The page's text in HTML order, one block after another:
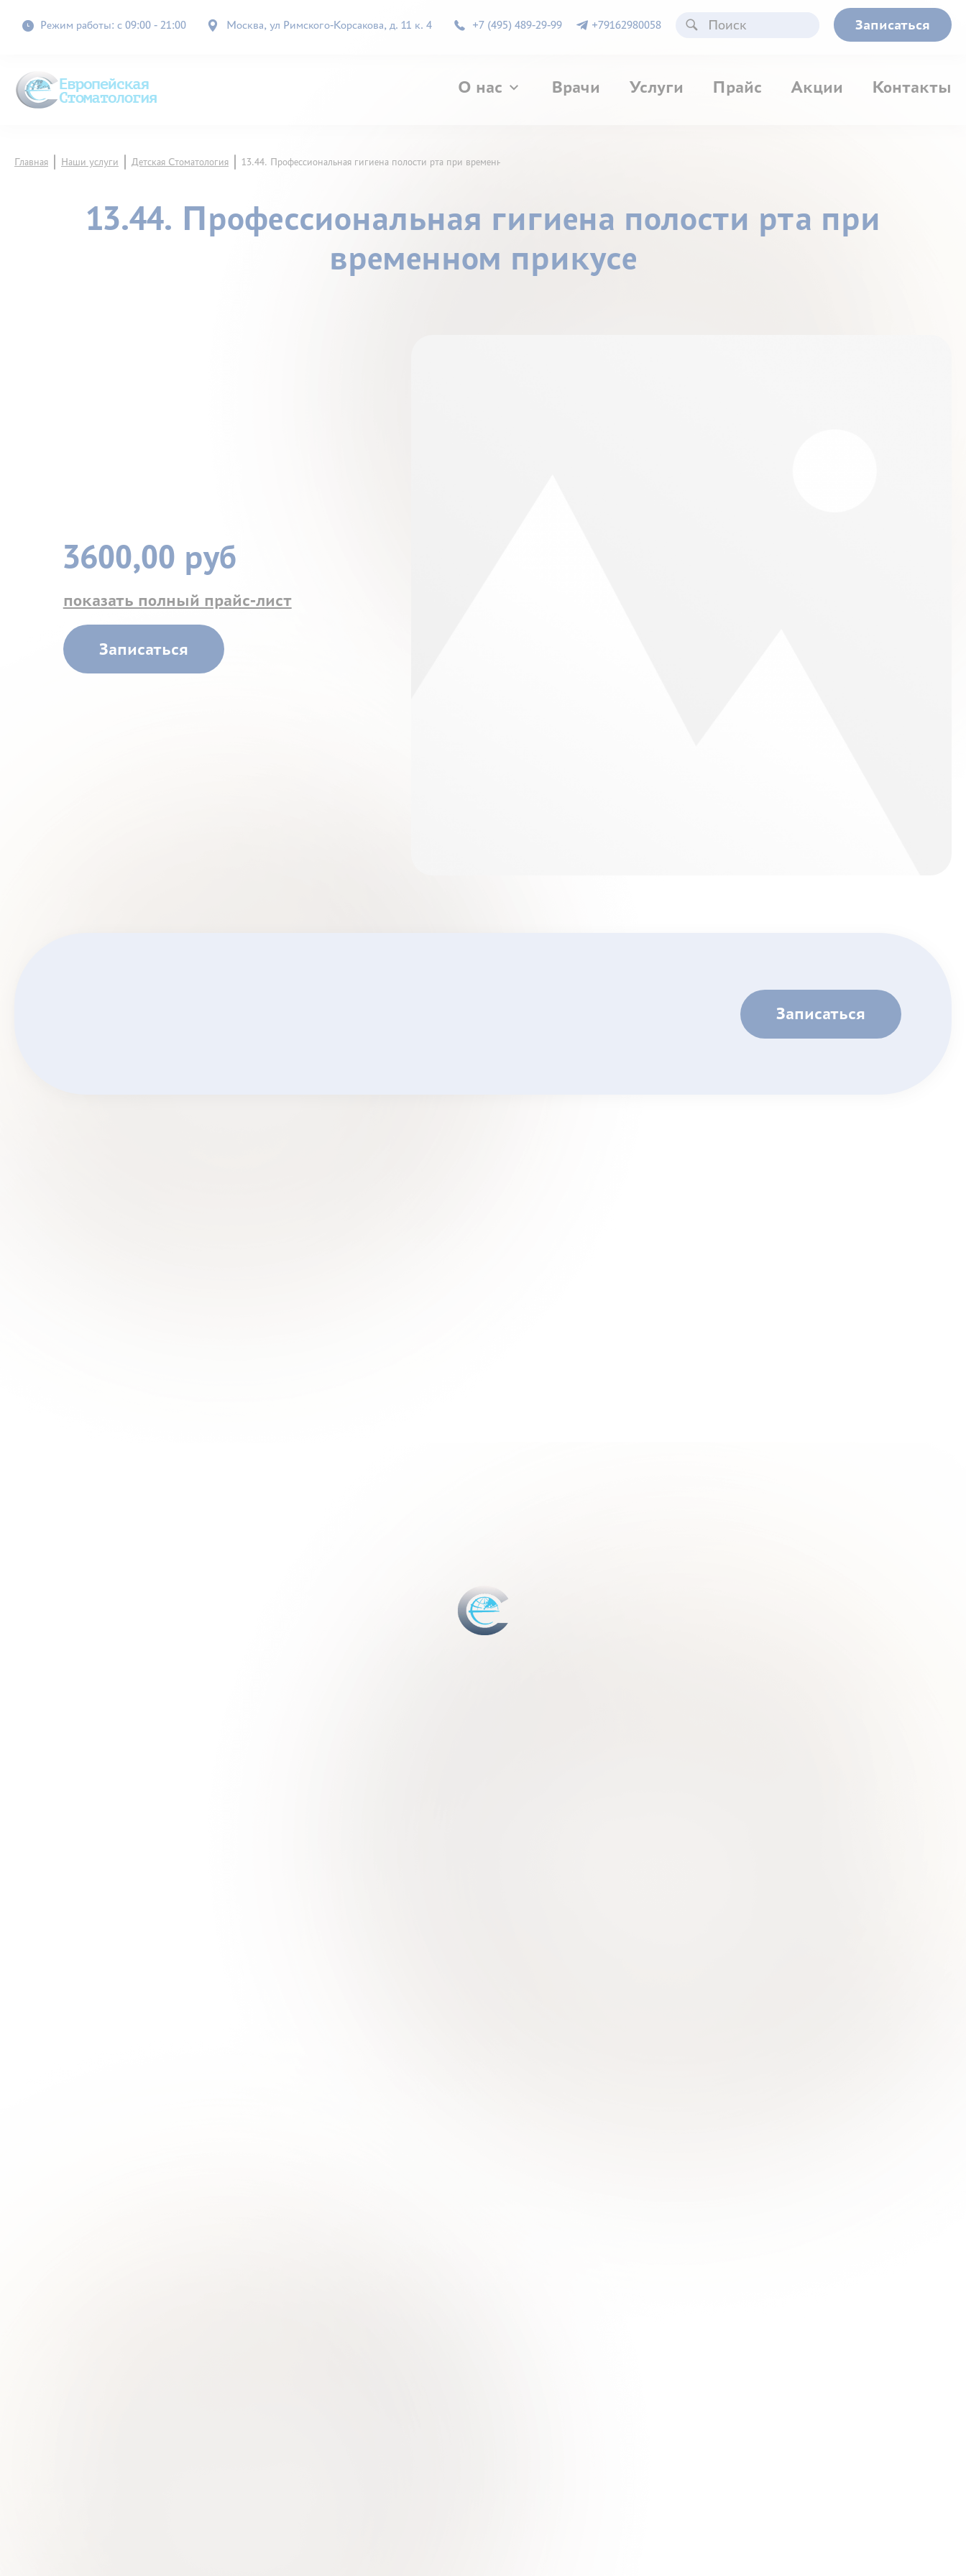
Режим работы: с 09:00 - 21:00 Москва, ул Римского-Корсакова, д. 11 к. 4 +7 (495) 489-29-99 +79162980058 Записаться
О нас Врачи Услуги Прайс Акции Контакты
Главная Наши услуги Детская Стоматология 13.44. Профессиональная гигиена полости рта при временном прикусе
13.44. Профессиональная гигиена полости рта при
временном прикусе
3600,00 руб
показать полный прайс-лист
Записаться
Записаться